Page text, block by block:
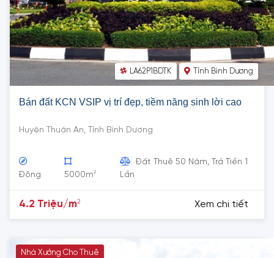
LA62P1BDTK Tỉnh Bình Dương
Bán đất KCN VSIP vị trí đẹp, tiềm năng sinh lời cao
Huyện Thuận An, Tỉnh Bình Dương
Đông 5000m2
Đất Thuê 50 Năm, Trả Tiền 1
Lần
4.2 Triệu/m2 Xem chi tiết
Nhà Xưởng Cho Thuê